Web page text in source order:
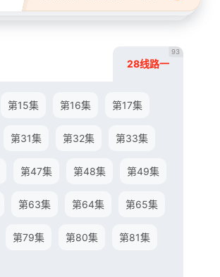
28线路一
93
第15集 第16集 第17集
第31集 第32集 第33集
第47集 第48集 第49集
第63集 第64集 第65集
第79集 第80集 第81集